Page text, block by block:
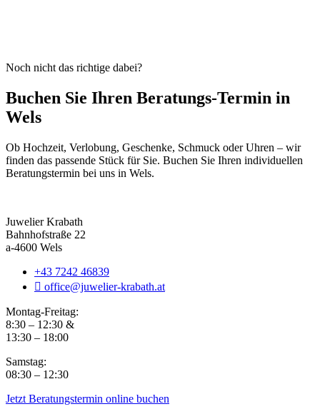
Noch nicht das richtige dabei?
Buchen Sie Ihren Beratungs-Termin in
Wels
Ob Hochzeit, Verlobung, Geschenke, Schmuck oder Uhren – wir
finden das passende Stück für Sie. Buchen Sie Ihren individuellen
Beratungstermin bei uns in Wels.
Juwelier Krabath
Bahnhofstraße 22
a-4600 Wels
+43 7242 46839
office@juwelier-krabath.at
Montag-Freitag:
8:30 – 12:30 &
13:30 – 18:00
Samstag:
08:30 – 12:30
Jetzt Beratungstermin online buchen